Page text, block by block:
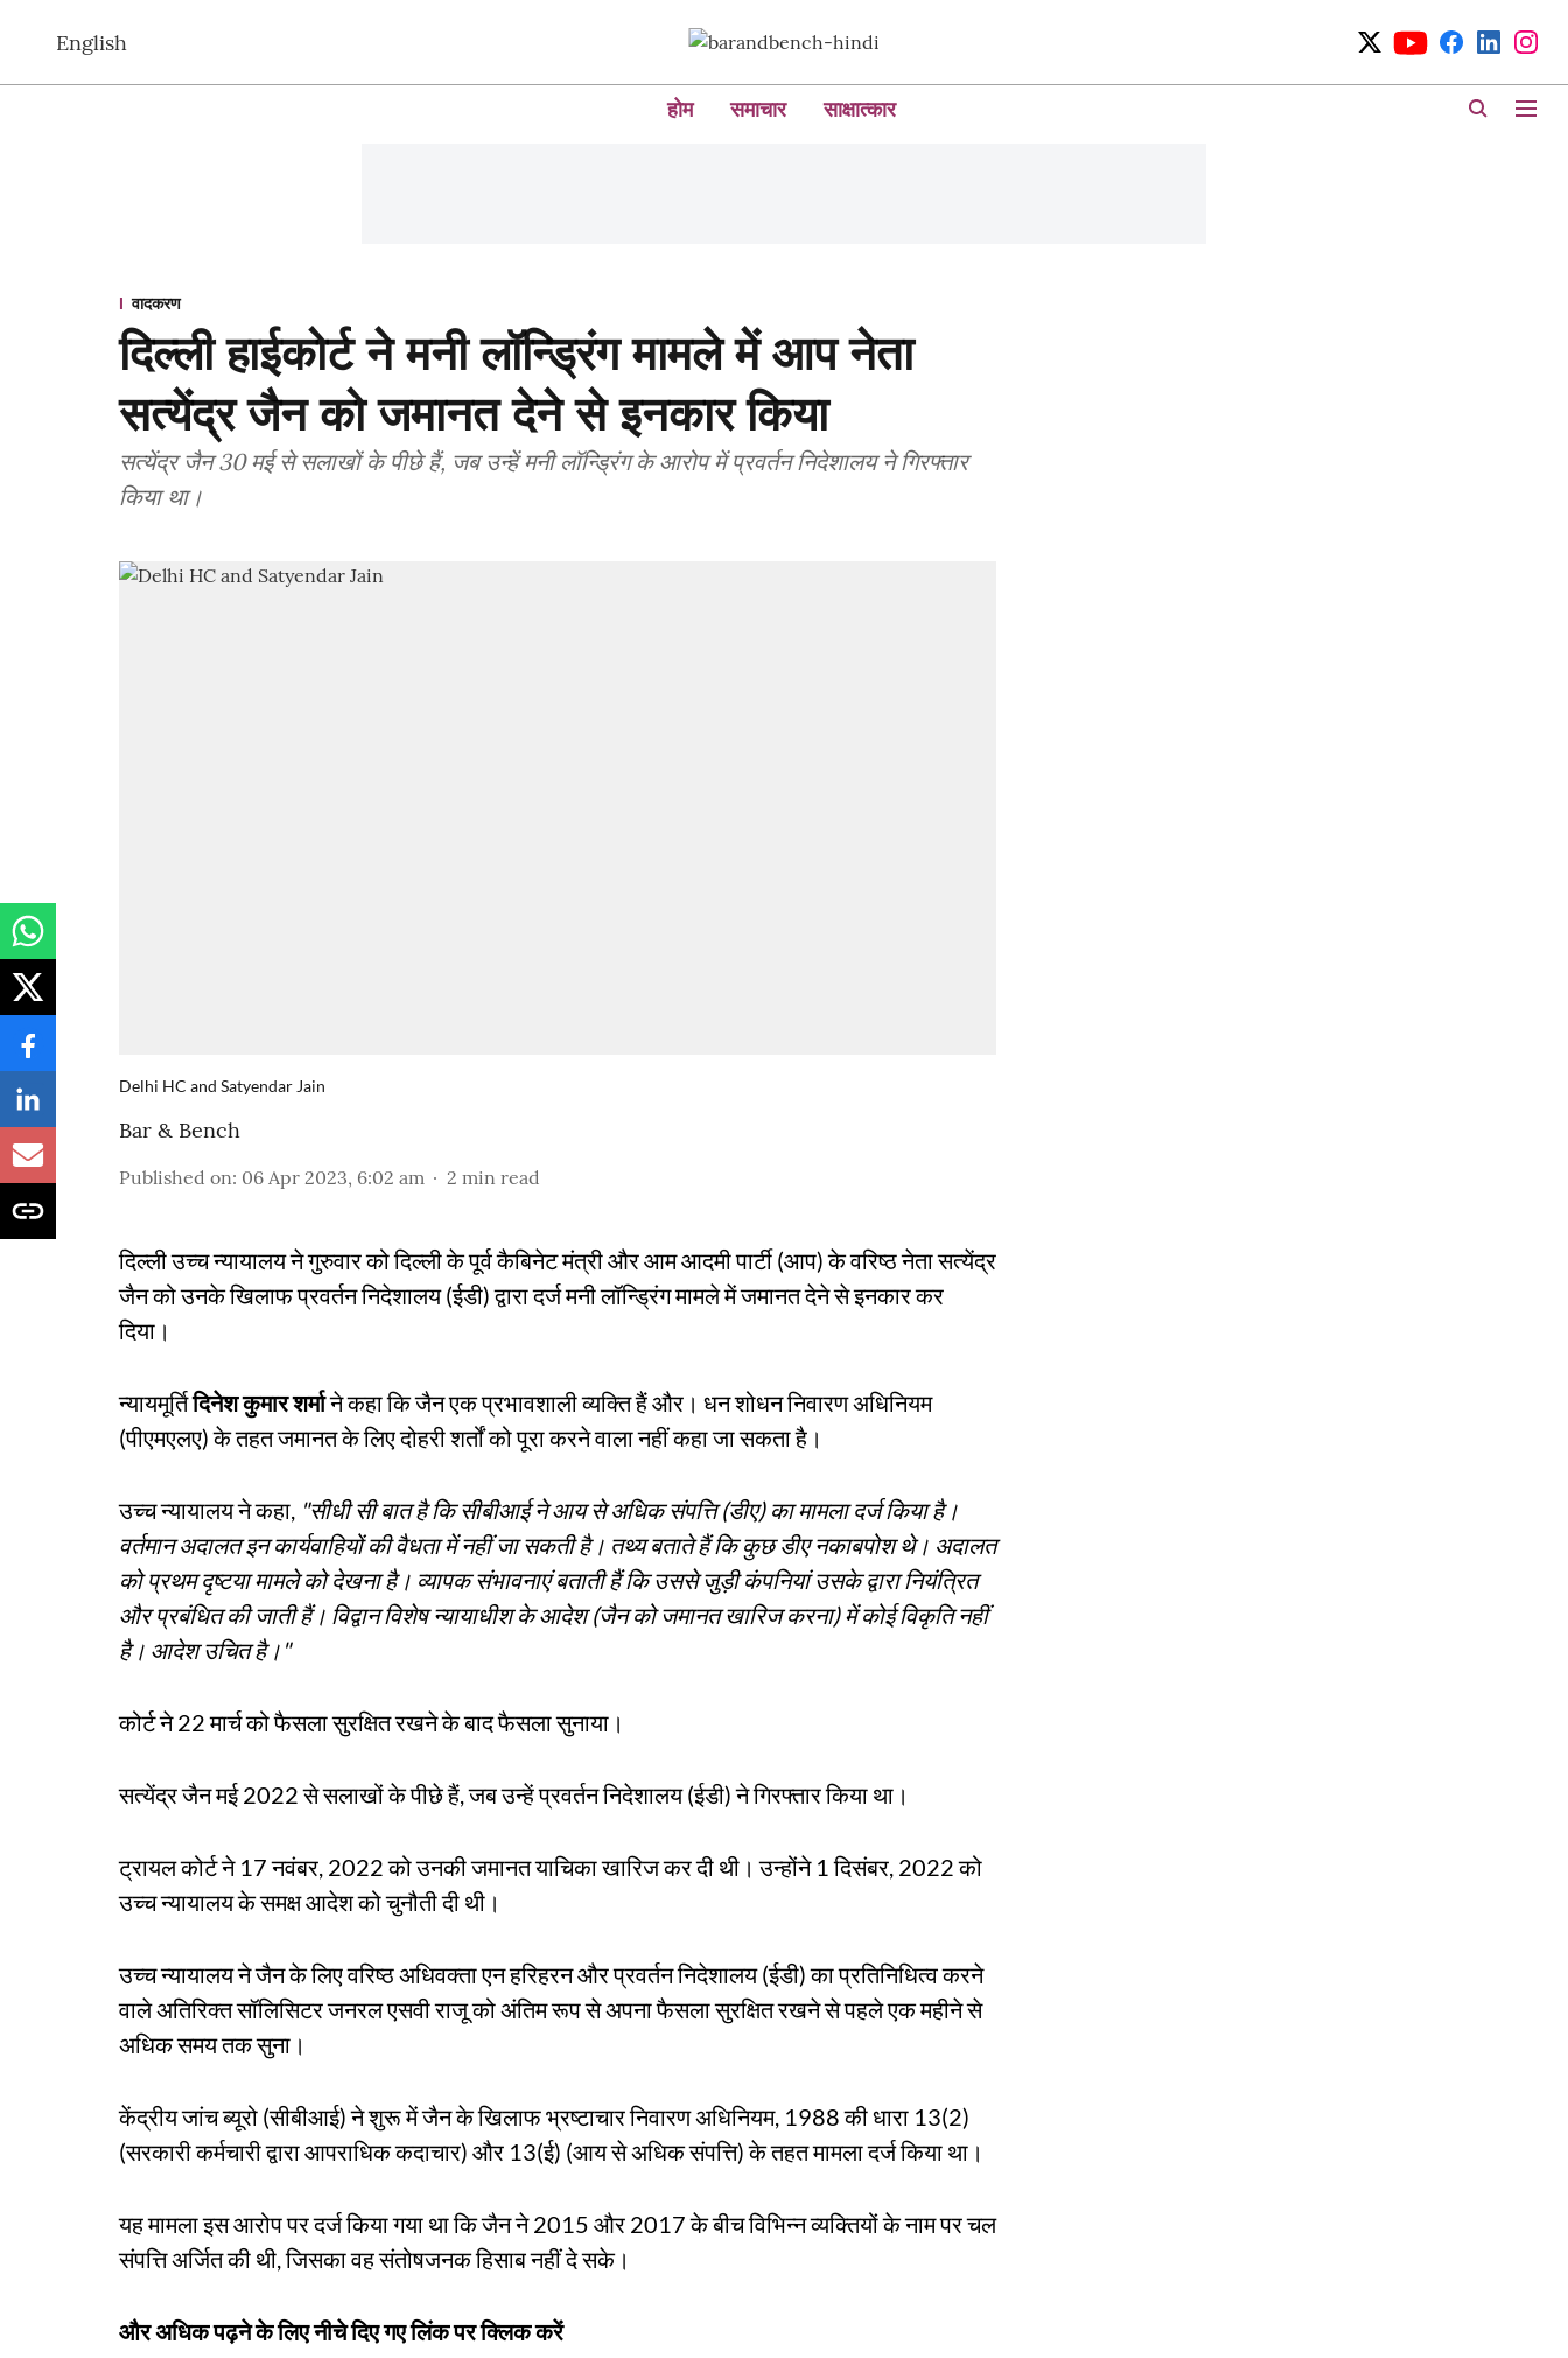
English
होम समाचार साक्षात्कार
वादकरण
दिल्ली हाईकोर्ट ने मनी लॉन्ड्रिंग मामले में आप नेता
सत्येंद्र जैन को जमानत देने से इनकार किया
सत्येंद्र जैन 30 मई से सलाखों के पीछे हैं, जब उन्हें मनी लॉन्ड्रिंग के आरोप में प्रवर्तन निदेशालय ने गिरफ्तार
किया था।
Delhi HC and Satyendar Jain
Bar & Bench
Published on: 06 Apr 2023, 6:02 am 2 min read
दिल्ली उच्च न्यायालय ने गुरुवार को दिल्ली के पूर्व कैबिनेट मंत्री और आम आदमी पार्टी (आप) के वरिष्ठ नेता सत्येंद्र
जैन को उनके खिलाफ प्रवर्तन निदेशालय (ईडी) द्वारा दर्ज मनी लॉन्ड्रिंग मामले में जमानत देने से इनकार कर
दिया।
न्यायमूर्तिदिनेश कुमार शर्माने कहा कि जैन एक प्रभावशाली व्यक्ति हैं और। धन शोधन निवारण अधिनियम
(पीएमएलए) के तहत जमानत के लिए दोहरी शर्तों को पूरा करने वाला नहीं कहा जा सकता है।
उच्च न्यायालय ने कहा, "सीधी सी बात है कि सीबीआई ने आय से अधिक संपत्ति (डीए) का मामला दर्ज किया है।
वर्तमान अदालत इन कार्यवाहियों की वैधता में नहीं जा सकती है। तथ्य बताते हैं कि कुछ डीए नकाबपोश थे। अदालत
को प्रथम दृष्टया मामले को देखना है। व्यापक संभावनाएं बताती हैं कि उससे जुड़ी कंपनियां उसके द्वारा नियंत्रित
और प्रबंधित की जाती हैं। विद्वान विशेष न्यायाधीश के आदेश (जैन को जमानत खारिज करना) में कोई विकृति नहीं
है। आदेश उचित है।"
कोर्ट ने 22 मार्च को फैसला सुरक्षित रखने के बाद फैसला सुनाया।
सत्येंद्र जैन मई 2022 से सलाखों के पीछे हैं, जब उन्हें प्रवर्तन निदेशालय (ईडी) ने गिरफ्तार किया था।
ट्रायल कोर्ट ने 17 नवंबर, 2022 को उनकी जमानत याचिका खारिज कर दी थी। उन्होंने 1 दिसंबर, 2022 को
उच्च न्यायालय के समक्ष आदेश को चुनौती दी थी।
उच्च न्यायालय ने जैन के लिए वरिष्ठ अधिवक्ता एन हरिहरन और प्रवर्तन निदेशालय (ईडी) का प्रतिनिधित्व करने
वाले अतिरिक्त सॉलिसिटर जनरल एसवी राजू को अंतिम रूप से अपना फैसला सुरक्षित रखने से पहले एक महीने से
अधिक समय तक सुना।
केंद्रीय जांच ब्यूरो (सीबीआई) ने शुरू में जैन के खिलाफ भ्रष्टाचार निवारण अधिनियम, 1988 की धारा 13(2)
(सरकारी कर्मचारी द्वारा आपराधिक कदाचार) और 13(ई) (आय से अधिक संपत्ति) के तहत मामला दर्ज किया था।
यह मामला इस आरोप पर दर्ज किया गया था कि जैन ने 2015 और 2017 के बीच विभिन्न व्यक्तियों के नाम पर चल
संपत्ति अर्जित की थी, जिसका वह संतोषजनक हिसाब नहीं दे सके।
और अधिक पढ़ने के लिए नीचे दिए गए लिंक पर क्लिक करें